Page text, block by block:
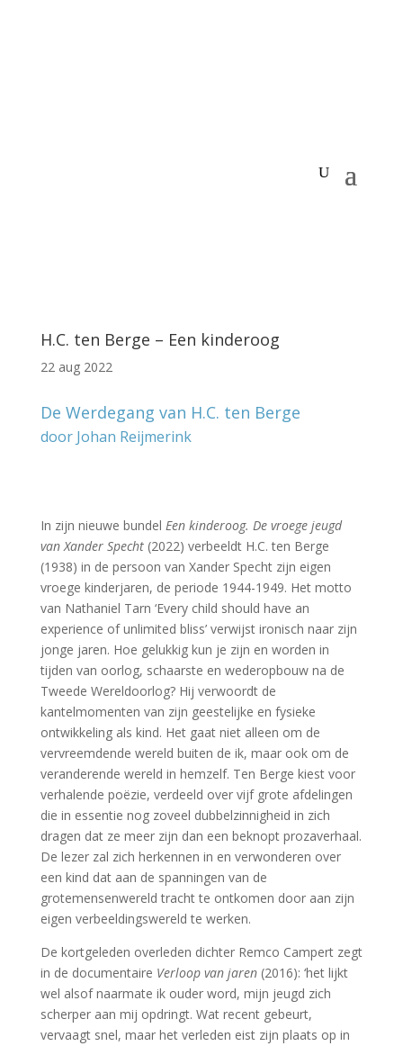
H.C. ten Berge – Een kinderoog
22 aug 2022
De Werdegang van H.C. ten Berge
door Johan Reijmerink
In zijn nieuwe bundel Een kinderoog. De vroege jeugd
van Xander Specht(2022) verbeeldt H.C. ten Berge
(1938) in de persoon van Xander Specht zijn eigen
vroege kinderjaren, de periode 1944-1949. Het motto
van Nathaniel Tarn ‘Every child should have an
experience of unlimited bliss’ verwijst ironisch naar zijn
jonge jaren. Hoe gelukkig kun je zijn en worden in
tijden van oorlog, schaarste en wederopbouw na de
Tweede Wereldoorlog? Hij verwoordt de
kantelmomenten van zijn geestelijke en fysieke
ontwikkeling als kind. Het gaat niet alleen om de
vervreemdende wereld buiten de ik, maar ook om de
veranderende wereld in hemzelf. Ten Berge kiest voor
verhalende poëzie, verdeeld over vijf grote afdelingen
die in essentie nog zoveel dubbelzinnigheid in zich
dragen dat ze meer zijn dan een beknopt prozaverhaal.
De lezer zal zich herkennen in en verwonderen over
een kind dat aan de spanningen van de
grotemensenwereld tracht te ontkomen door aan zijn
eigen verbeeldingswereld te werken.
De kortgeleden overleden dichter Remco Campert zegt
in de documentaire Verloop van jaren(2016): ‘het lijkt
wel alsof naarmate ik ouder word, mijn jeugd zich
scherper aan mij opdringt. Wat recent gebeurt,
vervaagt snel, maar het verleden eist zijn plaats op in